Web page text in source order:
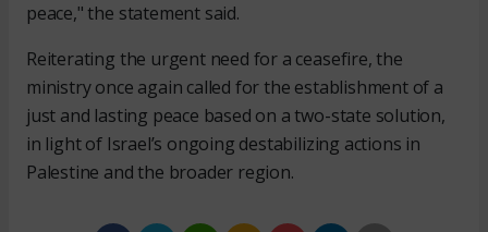
peace," the statement said.
Reiterating the urgent need for a ceasefire, the
ministry once again called for the establishment of a
just and lasting peace based on a two-state solution,
in light of Israel’s ongoing destabilizing actions in
Palestine and the broader region.